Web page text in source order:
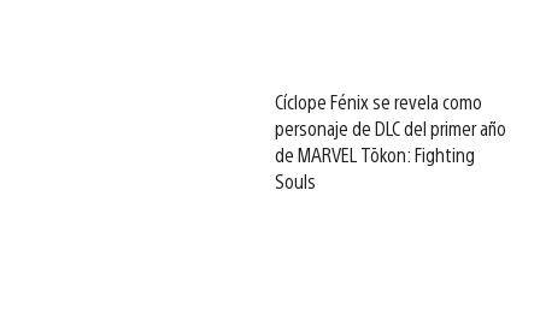
Cíclope Fénix se revela como
personaje de DLC del primer año
de MARVEL Tōkon: Fighting
Souls